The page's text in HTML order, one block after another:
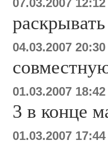
07.03.2007 12:12
04.03.2007 20:30
01.03.2007 18:42
3 в конце
01.03.2007 17:44